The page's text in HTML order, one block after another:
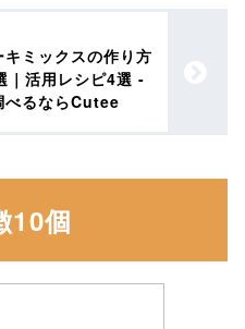
ミックスの作り方
｜活用レシピ4選 -
べるならCutee
10個